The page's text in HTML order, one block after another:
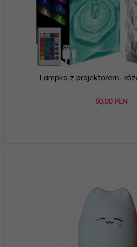
Lampka z projektorem-
50,00 PLN